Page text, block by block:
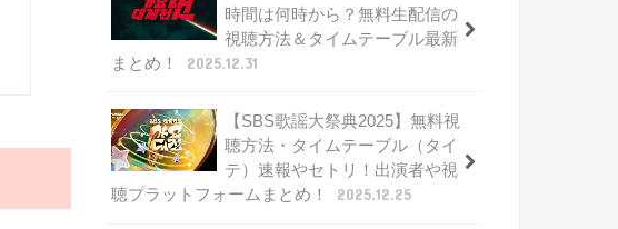
時間は何時から？無料生配信の
視聴方法＆タイムテーブル最新
まとめ！
2025.12.31
【SBS歌謡大祭典2025】無料視
聴方法・タイムテーブル（タイ
テ）速報やセトリ！出演者や視
聴プラットフォームまとめ！
2025.12.25